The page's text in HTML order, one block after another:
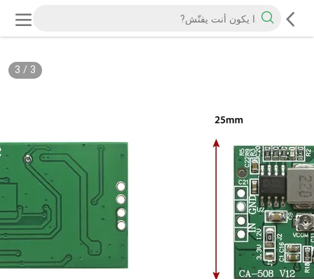
3
/
3